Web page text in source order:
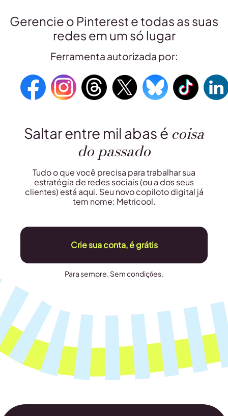
Gerencie o Pinterest e todas as suas
redes em um só lugar
Ferramenta autorizada por:
Tudo o que você precisa para trabalhar sua
estratégia de redes sociais (ou a dos seus
clientes) está aqui. Seu novo copiloto digital já
tem nome: Metricool.
Saltar entre mil abas é coisa
do passado
Crie sua conta, é grátis
Para sempre. Sem condições.